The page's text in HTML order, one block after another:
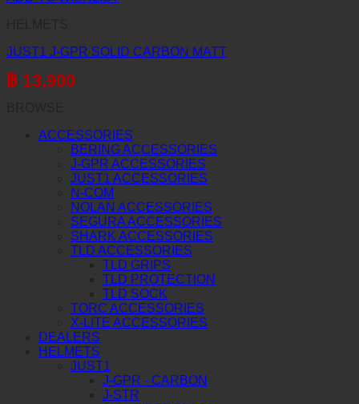
JUST1 J-GPR SOLID CARBON MATT
฿ 13,900
ACCESSORIES
BERING ACCESSORIES
J-GPR ACCESSORIES
JUST1 ACCESSORIES
N-COM
NOLAN ACCESSORIES
SEGURA ACCESSORIES
SHARK ACCESSORIES
TLD ACCESSORIES
TLD GRIPS
TLD PROTECTION
TLD SOCK
TORC ACCESSORIES
X-LITE ACCESSORIES
DEALERS
HELMETS
JUST1
J-GPR - CARBON
J-STR